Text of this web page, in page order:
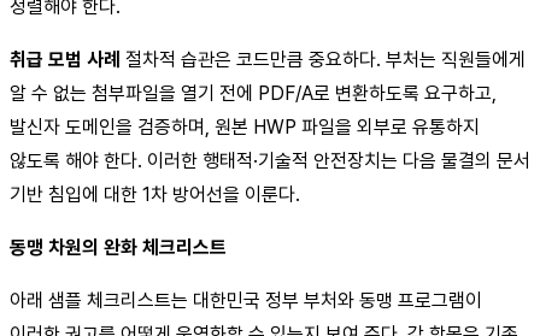
정렬해야 한다.
취급 모범 사례 절차적 습관은 코드만큼 중요하다. 부처는 직원들에게
알 수 없는 첨부파일을 열기 전에 PDF/A로 변환하도록 요구하고,
발신자 도메인을 검증하며, 원본 HWP 파일을 외부로 유통하지
않도록 해야 한다. 이러한 행태적·기술적 안전장치는 다음 물결의 문서
기반 침입에 대한 1차 방어선을 이룬다.
동맹 차원의 완화 체크리스트
아래 샘플 체크리스트는 대한민국 정부 부처와 동맹 프로그램이